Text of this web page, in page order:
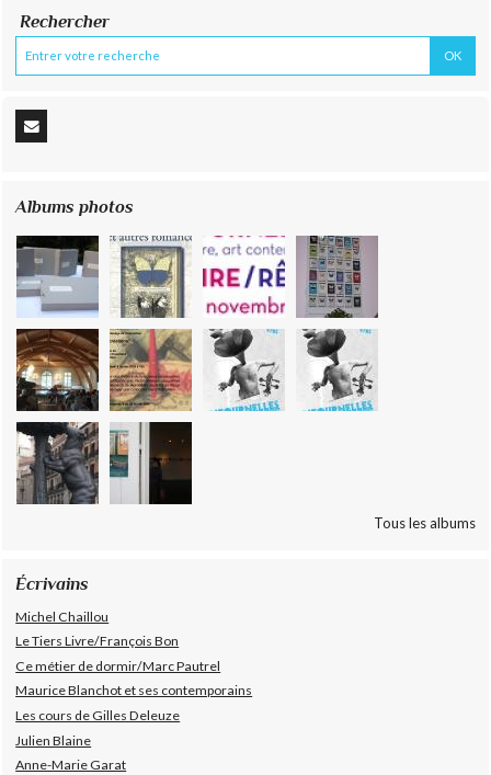
Rechercher
Albums photos
Tous les albums
Écrivains
Michel Chaillou
Le Tiers Livre/François Bon
Ce métier de dormir/Marc Pautrel
Maurice Blanchot et ses contemporains
Les cours de Gilles Deleuze
Julien Blaine
Anne-Marie Garat